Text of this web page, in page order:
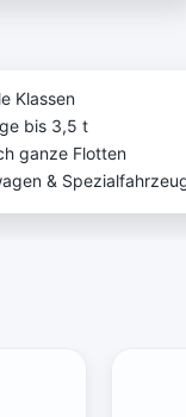
Klassen
bis 3,5 t
ganze Flotten
&